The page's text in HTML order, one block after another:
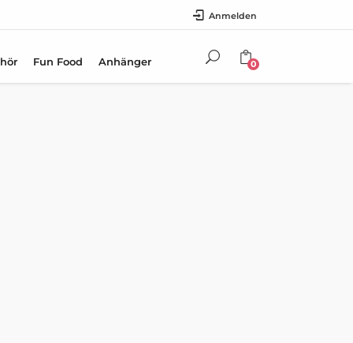
Anmelden
Fun Food Anhänger 0